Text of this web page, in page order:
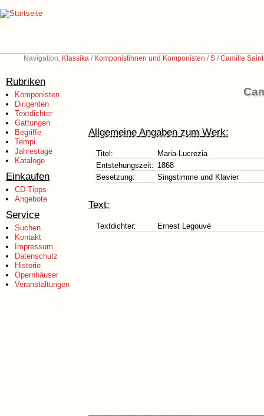
Navigation: Klassika / Komponistinnen und Komponisten /S /Camille
Rubriken
Komponisten
Dirigenten
Textdichter
Gattungen
Begriffe
Tempi
Jahrestage
Kataloge
Einkaufen
CD-Tipps
Angebote
Service
Suchen
Kontakt
Impressum
Datenschutz
Historie
Opernhäuser
Veranstaltungen
Allgemeine Angaben zum Werk:
Titel:
Maria-Lucrezia
Entstehungszeit: 1868
Besetzung:
Singstimme und Klavier
Text:
Textdichter: Ernest Legouvé